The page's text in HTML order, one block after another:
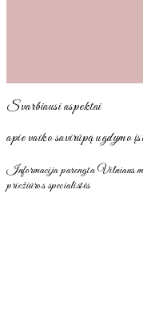
Svarbiausi aspektai
apie vaiko savirūpą ugdymo
Informacija parengta Vilniaus
priežiūros specialistės